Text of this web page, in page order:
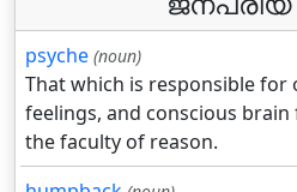
psyche (noun)
That which is responsible for
feelings, and conscious
the faculty of reason.